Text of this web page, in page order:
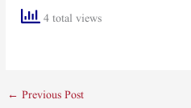
4 total views
← Previous Post